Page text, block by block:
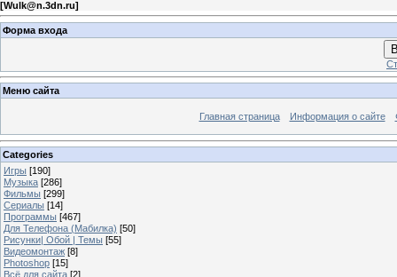
[Wulk@n.3dn.ru]
Форма входа
Меню сайта
Главная страница Информация о сайте
Categories
Игры [190]
Музыка [286]
Фильмы [299]
Сериалы [14]
Программы [467]
Для Телефона (Мабилка) [50]
Рисунки| Обой | Темы [55]
Видеомонтаж [8]
Photoshop [15]
Всё для сайта [2]